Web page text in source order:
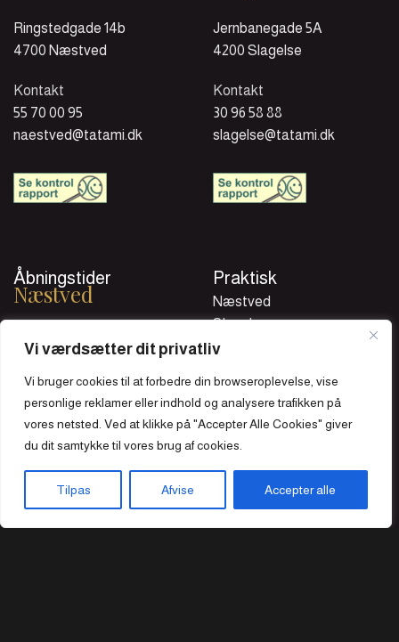
Vi værdsætter dit privatliv
Vi bruger cookies til at forbedre din browseroplevelse, vise
personlige reklamer eller indhold og analysere trafikken på
vores netsted. Ved at klikke på "Accepter Alle Cookies" giver
du dit samtykke til vores brug af cookies.
Tilpas Afvise Accepter alle
Ringstedgade 14b
4700 Næstved
Kontakt
55 70 00 95
naestved@tatami.dk
Jernbanegade 5A
4200 Slagelse
Kontakt
30 96 58 88
slagelse@tatami.dk
Åbningstider
Næstved
Fredag - Lørdag
11.30 - 22.00
Slagelse
Søndag - Torsdag
11.30 - 21.00
Praktisk
Næstved
Slagelse
Handelsbetingelser
Om Os
Kontakt
Job